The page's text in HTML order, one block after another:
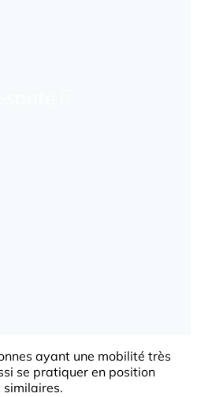
ayant une mobilité très
se pratiquer en position